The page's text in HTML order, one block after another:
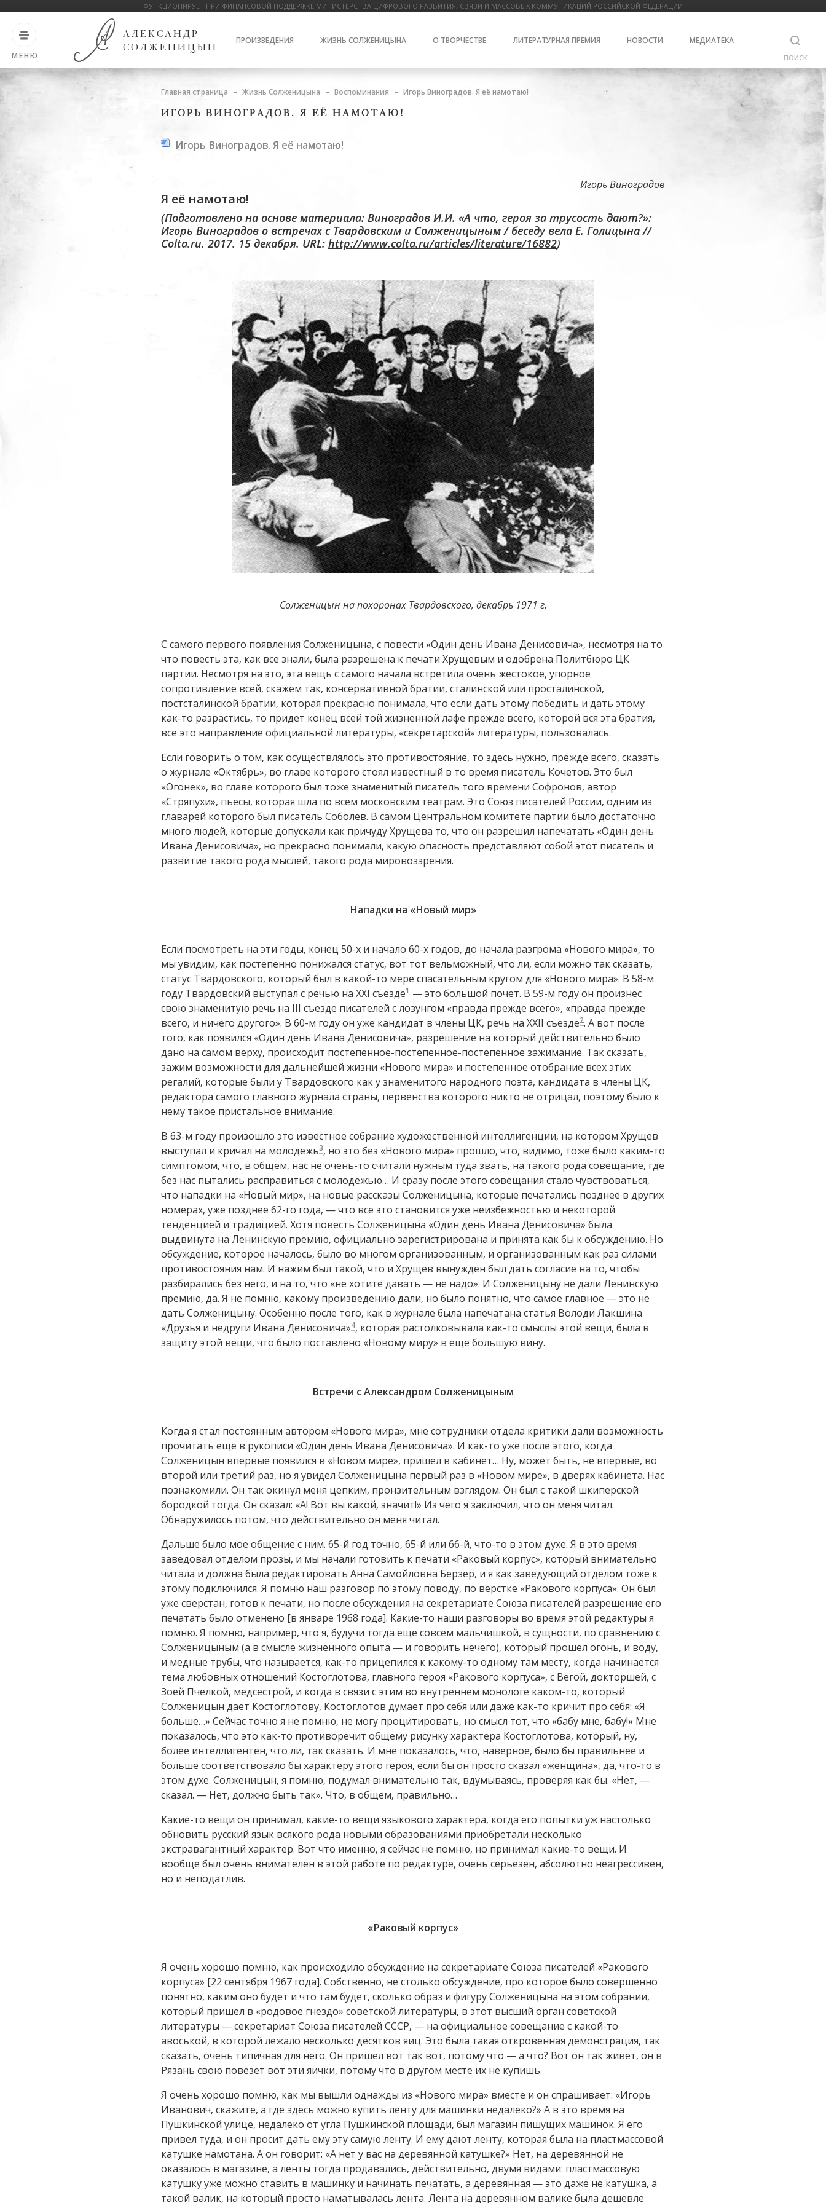
МЕНЮ
ФУНКЦИОНИРУЕТ ПРИ ФИНАНСОВОЙ ПОДДЕРЖКЕ МИНИСТЕРСТВА ЦИФРОВОГО РАЗВИТИЯ, СВЯЗИ И МАССОВЫХ КОММУНИКАЦИЙ РОССИЙСКОЙ ФЕДЕРАЦИИ
АЛЕКСАНДР
СОЛЖЕНИЦЫН
ПРОИЗВЕДЕНИЯ ЖИЗНЬ СОЛЖЕНИЦЫНА О ТВОРЧЕСТВЕ ЛИТЕРАТУРНАЯ ПРЕМИЯ НОВОСТИ МЕДИАТЕКА
ПОИСК
Главная страница Жизнь Солженицына Воспоминания Игорь Виноградов. Я её намотаю!
ИГОРЬ ВИНОГРАДОВ. Я ЕЁ НАМОТАЮ!
Игорь Виноградов. Я её намотаю!
Игорь Виноградов
Я её намотаю!
(Подготовлено на основе материала: Виноградов И.И. «А что, героя за трусость дают?»:
Игорь Виноградов о встречах с Твардовским и Солженицыным / беседу вела Е. Голицына //
Colta.ru. 2017. 15 декабря. URL: http://www.colta.ru/articles/literature/16882)
Солженицын на похоронах Твардовского, декабрь 1971 г.
С самого первого появления Солженицына, с повести «Один день Ивана Денисовича», несмотря на то
что повесть эта, как все знали, была разрешена к печати Хрущевым и одобрена Политбюро ЦК
партии. Несмотря на это, эта вещь с самого начала встретила очень жестокое, упорное
сопротивление всей, скажем так, консервативной братии, сталинской или просталинской,
постсталинской братии, которая прекрасно понимала, что если дать этому победить и дать этому
как-то разрастись, то придет конец всей той жизненной лафе прежде всего, которой вся эта братия,
все это направление официальной литературы, «секретарской» литературы, пользовалась.
Если говорить о том, как осуществлялось это противостояние, то здесь нужно, прежде всего, сказать
о журнале «Октябрь», во главе которого стоял известный в то время писатель Кочетов. Это был
«Огонек», во главе которого был тоже знаменитый писатель того времени Софронов, автор
«Стряпухи», пьесы, которая шла по всем московским театрам. Это Союз писателей России, одним из
главарей которого был писатель Соболев. В самом Центральном комитете партии было достаточно
много людей, которые допускали как причуду Хрущева то, что он разрешил напечатать «Один день
Ивана Денисовича», но прекрасно понимали, какую опасность представляют собой этот писатель и
развитие такого рода мыслей, такого рода мировоззрения.
Нападки на «Новый мир»
Если посмотреть на эти годы, конец 50-х и начало 60-х годов, до начала разгрома «Нового мира», то
мы увидим, как постепенно понижался статус, вот тот вельможный, что ли, если можно так сказать,
статус Твардовского, который был в какой-то мере спасательным кругом для «Нового мира». В 58-м
году Твардовский выступал с речью на XXI съезде1 — это большой почет. В 59-м году он произнес
свою знаменитую речь на III съезде писателей с лозунгом «правда прежде всего», «правда прежде
всего, и ничего другого». В 60-м году он уже кандидат в члены ЦК, речь на XXII съезде2. А вот после
того, как появился «Один день Ивана Денисовича», разрешение на который действительно было
дано на самом верху, происходит постепенное-постепенное-постепенное зажимание. Так сказать,
зажим возможности для дальнейшей жизни «Нового мира» и постепенное отобрание всех этих
регалий, которые были у Твардовского как у знаменитого народного поэта, кандидата в члены ЦК,
редактора самого главного журнала страны, первенства которого никто не отрицал, поэтому было к
нему такое пристальное внимание.
В 63-м году произошло это известное собрание художественной интеллигенции, на котором Хрущев
выступал и кричал на молодежь3, но это без «Нового мира» прошло, что, видимо, тоже было каким-то
симптомом, что, в общем, нас не очень-то считали нужным туда звать, на такого рода совещание, где
без нас пытались расправиться с молодежью… И сразу после этого совещания стало чувствоваться,
что нападки на «Новый мир», на новые рассказы Солженицына, которые печатались позднее в других
номерах, уже позднее 62-го года, — что все это становится уже неизбежностью и некоторой
тенденцией и традицией. Хотя повесть Солженицына «Один день Ивана Денисовича» была
выдвинута на Ленинскую премию, официально зарегистрирована и принята как бы к обсуждению. Но
обсуждение, которое началось, было во многом организованным, и организованным как раз силами
противостояния нам. И нажим был такой, что и Хрущев вынужден был дать согласие на то, чтобы
разбирались без него, и на то, что «не хотите давать — не надо». И Солженицыну не дали Ленинскую
премию, да. Я не помню, какому произведению дали, но было понятно, что самое главное — это не
дать Солженицыну. Особенно после того, как в журнале была напечатана статья Володи Лакшина
«Друзья и недруги Ивана Денисовича»4, которая растолковывала как-то смыслы этой вещи, была в
защиту этой вещи, что было поставлено «Новому миру» в еще большую вину.
Встречи с Александром Солженицыным
Когда я стал постоянным автором «Нового мира», мне сотрудники отдела критики дали возможность
прочитать еще в рукописи «Один день Ивана Денисовича». И как-то уже после этого, когда
Солженицын впервые появился в «Новом мире», пришел в кабинет… Ну, может быть, не впервые, во
второй или третий раз, но я увидел Солженицына первый раз в «Новом мире», в дверях кабинета. Нас
познакомили. Он так окинул меня цепким, пронзительным взглядом. Он был с такой шкиперской
бородкой тогда. Он сказал: «А! Вот вы какой, значит!» Из чего я заключил, что он меня читал.
Обнаружилось потом, что действительно он меня читал.
Дальше было мое общение с ним. 65-й год точно, 65-й или 66-й, что-то в этом духе. Я в это время
заведовал отделом прозы, и мы начали готовить к печати «Раковый корпус», который внимательно
читала и должна была редактировать Анна Самойловна Берзер, и я как заведующий отделом тоже к
этому подключился. Я помню наш разговор по этому поводу, по верстке «Ракового корпуса». Он был
уже сверстан, готов к печати, но после обсуждения на секретариате Союза писателей разрешение его
печатать было отменено [в январе 1968 года]. Какие-то наши разговоры во время этой редактуры я
помню. Я помню, например, что я, будучи тогда еще совсем мальчишкой, в сущности, по сравнению с
Солженицыным (а в смысле жизненного опыта — и говорить нечего), который прошел огонь, и воду,
и медные трубы, что называется, как-то прицепился к какому-то одному там месту, когда начинается
тема любовных отношений Костоглотова, главного героя «Ракового корпуса», с Вегой, докторшей, с
Зоей Пчелкой, медсестрой, и когда в связи с этим во внутреннем монологе каком-то, который
Солженицын дает Костоглотову, Костоглотов думает про себя или даже как-то кричит про себя: «Я
больше…» Сейчас точно я не помню, не могу процитировать, но смысл тот, что «бабу мне, бабу!» Мне
показалось, что это как-то противоречит общему рисунку характера Костоглотова, который, ну,
более интеллигентен, что ли, так сказать. И мне показалось, что, наверное, было бы правильнее и
больше соответствовало бы характеру этого героя, если бы он просто сказал «женщина», да, что-то в
этом духе. Солженицын, я помню, подумал внимательно так, вдумываясь, проверяя как бы. «Нет, —
сказал. — Нет, должно быть так». Что, в общем, правильно…
Какие-то вещи он принимал, какие-то вещи языкового характера, когда его попытки уж настолько
обновить русский язык всякого рода новыми образованиями приобретали несколько
экстравагантный характер. Вот что именно, я сейчас не помню, но принимал какие-то вещи. И
вообще был очень внимателен в этой работе по редактуре, очень серьезен, абсолютно неагрессивен,
но и неподатлив.
«Раковый корпус»
Я очень хорошо помню, как происходило обсуждение на секретариате Союза писателей «Ракового
корпуса» [22 сентября 1967 года]. Собственно, не столько обсуждение, про которое было совершенно
понятно, каким оно будет и что там будет, сколько образ и фигуру Солженицына на этом собрании,
который пришел в «родовое гнездо» советской литературы, в этот высший орган советской
литературы — секретариат Союза писателей СССР, — на официальное совещание с какой-то
авоськой, в которой лежало несколько десятков яиц. Это была такая откровенная демонстрация, так
сказать, очень типичная для него. Он пришел вот так вот, потому что — а что? Вот он так живет, он в
Рязань свою повезет вот эти яички, потому что в другом месте их не купишь.
Я очень хорошо помню, как мы вышли однажды из «Нового мира» вместе и он спрашивает: «Игорь
Иванович, скажите, а где здесь можно купить ленту для машинки недалеко?» А в это время на
Пушкинской улице, недалеко от угла Пушкинской площади, был магазин пишущих машинок. Я его
привел туда, и он просит дать ему эту самую ленту. И ему дают ленту, которая была на пластмассовой
катушке намотана. А он говорит: «А нет у вас на деревянной катушке?» Нет, на деревянной не
оказалось в магазине, а ленты тогда продавались, действительно, двумя видами: пластмассовую
катушку уже можно ставить в машинку и начинать печатать, а деревянная — это даже не катушка, а
такой валик, на который просто наматывалась лента. Лента на деревянном валике была дешевле